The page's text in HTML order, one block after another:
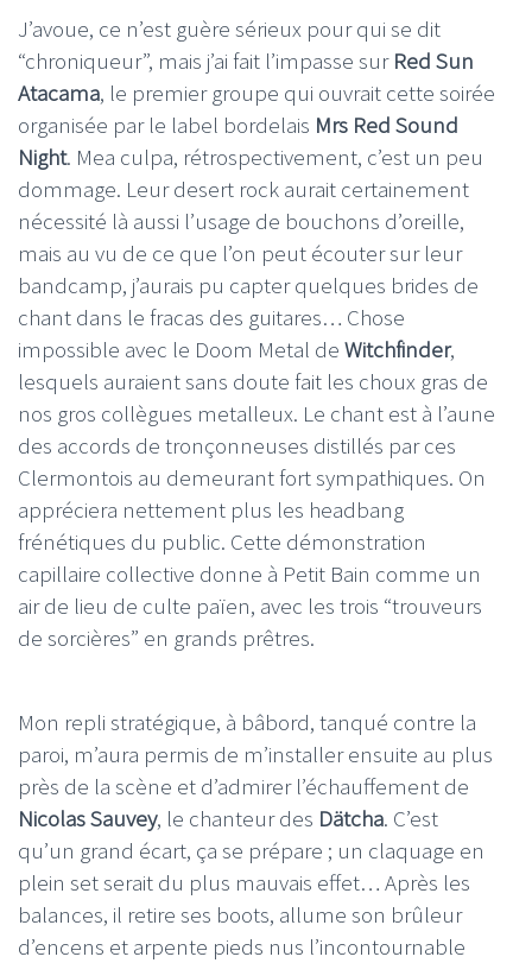
J’avoue, ce n’est guère sérieux pour qui se dit
“chroniqueur”, mais j’ai fait l’impasse sur Red Sun
Atacama, le premier groupe qui ouvrait cette soirée
organisée par le label bordelais Mrs Red Sound
Night. Mea culpa, rétrospectivement, c’est un peu
dommage. Leur desert rock aurait certainement
nécessité là aussi l’usage de bouchons d’oreille,
mais au vu de ce que l’on peut écouter sur leur
bandcamp, j’aurais pu capter quelques brides de
chant dans le fracas des guitares… Chose
impossible avec le Doom Metal de Witchfinder,
lesquels auraient sans doute fait les choux gras de
nos gros collègues metalleux. Le chant est à l’aune
des accords de tronçonneuses distillés par ces
Clermontois au demeurant fort sympathiques. On
appréciera nettement plus les headbang
frénétiques du public. Cette démonstration
capillaire collective donne à Petit Bain comme un
air de lieu de culte païen, avec les trois “trouveurs
de sorcières” en grands prêtres.
Mon repli stratégique, à bâbord, tanqué contre la
paroi, m’aura permis de m’installer ensuite au plus
près de la scène et d’admirer l’échauffement de
Nicolas Sauvey, le chanteur des Dätcha. C’est
qu’un grand écart, ça se prépare ; un claquage en
plein set serait du plus mauvais effet… Après les
balances, il retire ses boots, allume son brûleur
d’encens et arpente pieds nus l’incontournable